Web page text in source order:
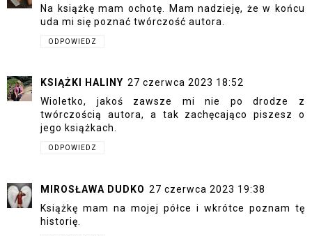
Na książkę mam ochotę. Mam nadzieję, że w końcu
uda mi się poznać twórczość autora.
ODPOWIEDZ
KSIĄŻKI HALINY 27 czerwca 2023 18:52
Wioletko, jakoś zawsze mi nie po drodze z
twórczością autora, a tak zachęcająco piszesz o
jego książkach.
ODPOWIEDZ
MIROSŁAWA DUDKO 27 czerwca 2023 19:38
Książkę mam na mojej półce i wkrótce poznam tę
historię.